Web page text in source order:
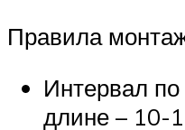
Правила
Интервал
длине – 10-